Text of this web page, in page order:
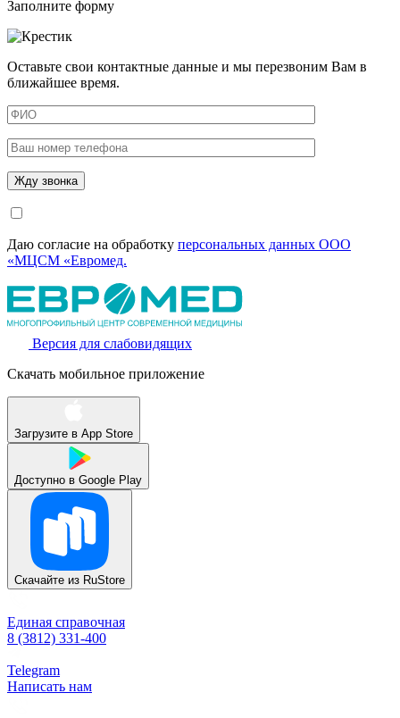
Заполните форму
Оставьте свои контактные данные и мы перезвоним Вам в
ближайшее время.
Даю согласие на обработку персональных данных ООО
«МЦСМ «Евромед.
Версия для слабовидящих
Скачать мобильное приложение
Загрузите в App Store
Доступно в Google Play
Скачайте из RuStore
Единая справочная
8 (3812) 331-400
Telegram
Написать нам